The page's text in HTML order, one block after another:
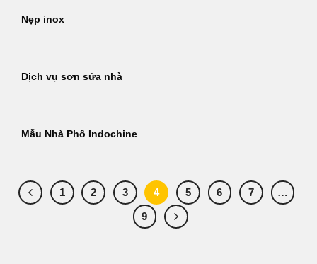
Nẹp inox
Dịch vụ sơn sửa nhà
Mẫu Nhà Phố Indochine
1 2 3 4 5 6 7
…
9